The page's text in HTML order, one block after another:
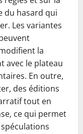
du hasard qui
Les variantes
la
avec le plateau
En outre,
des éditions
tout en
ce qui permet